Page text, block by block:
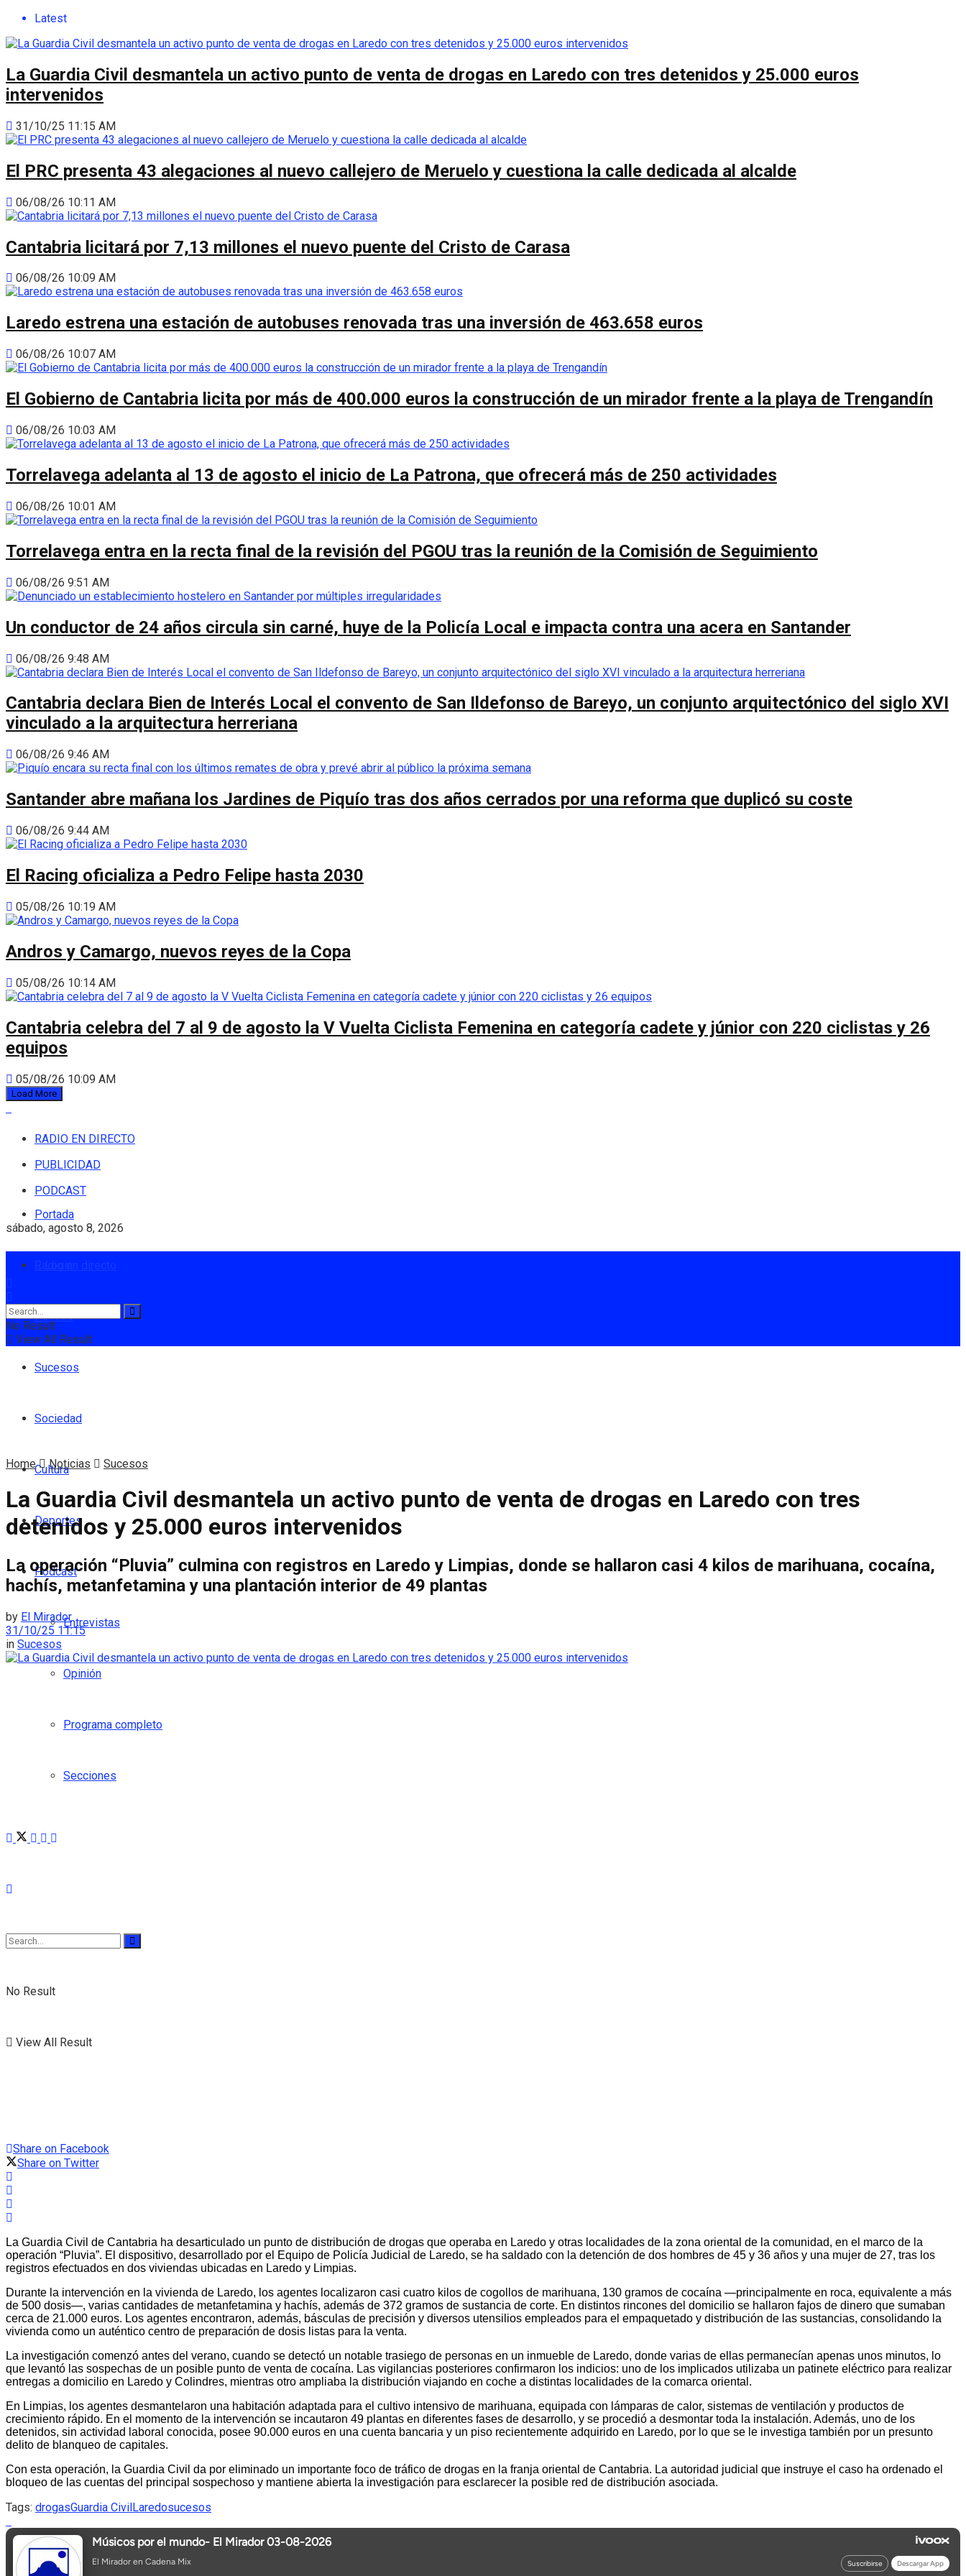
Latest
La Guardia Civil desmantela un activo punto de venta de drogas en Laredo con tres detenidos y 25.000 euros
intervenidos
31/10/25 11:15 AM
El PRC presenta 43 alegaciones al nuevo callejero de Meruelo y cuestiona la calle dedicada al alcalde
06/08/26 10:11 AM
Cantabria licitará por 7,13 millones el nuevo puente del Cristo de Carasa
06/08/26 10:09 AM
Laredo estrena una estación de autobuses renovada tras una inversión de 463.658 euros
06/08/26 10:07 AM
El Gobierno de Cantabria licita por más de 400.000 euros la construcción de un mirador frente a la playa de Trengandín
06/08/26 10:03 AM
Torrelavega adelanta al 13 de agosto el inicio de La Patrona, que ofrecerá más de 250 actividades
06/08/26 10:01 AM
Torrelavega entra en la recta final de la revisión del PGOU tras la reunión de la Comisión de Seguimiento
06/08/26 9:51 AM
Un conductor de 24 años circula sin carné, huye de la Policía Local e impacta contra una acera en Santander
06/08/26 9:48 AM
Cantabria declara Bien de Interés Local el convento de San Ildefonso de Bareyo, un conjunto arquitectónico del siglo XVI
vinculado a la arquitectura herreriana
06/08/26 9:46 AM
Santander abre mañana los Jardines de Piquío tras dos años cerrados por una reforma que duplicó su coste
06/08/26 9:44 AM
El Racing oficializa a Pedro Felipe hasta 2030
05/08/26 10:19 AM
Andros y Camargo, nuevos reyes de la Copa
05/08/26 10:14 AM
Cantabria celebra del 7 al 9 de agosto la V Vuelta Ciclista Femenina en categoría cadete y júnior con 220 ciclistas y 26
equipos
05/08/26 10:09 AM
Load More
RADIO EN DIRECTO
PUBLICIDAD
PODCAST
sábado, agosto 8, 2026
Portada
Política
Sucesos
Sociedad
Cultura
Deportes
Podcast
Entrevistas
Opinión
Programa completo
Secciones
No Result
View All Result
No Result
View All Result
Home Noticias Sucesos
La Guardia Civil desmantela un activo punto de venta de drogas en Laredo con tres
detenidos y 25.000 euros intervenidos
La operación “Pluvia” culmina con registros en Laredo y Limpias, donde se hallaron casi 4 kilos de marihuana, cocaína,
hachís, metanfetamina y una plantación interior de 49 plantas
by El Mirador
31/10/25 11:15
in Sucesos
Share on Facebook
Share on Twitter
La Guardia Civil de Cantabria ha desarticulado un punto de distribución de drogas que operaba en Laredo y otras localidades de la zona oriental de la comunidad, en el marco de la
operación “Pluvia”. El dispositivo, desarrollado por el Equipo de Policía Judicial de Laredo, se ha saldado con la detención de dos hombres de 45 y 36 años y una mujer de 27, tras los
registros efectuados en dos viviendas ubicadas en Laredo y Limpias.
Durante la intervención en la vivienda de Laredo, los agentes localizaron casi cuatro kilos de cogollos de marihuana, 130 gramos de cocaína —principalmente en roca, equivalente a más
de 500 dosis—, varias cantidades de metanfetamina y hachís, además de 372 gramos de sustancia de corte. En distintos rincones del domicilio se hallaron fajos de dinero que sumaban
cerca de 21.000 euros. Los agentes encontraron, además, básculas de precisión y diversos utensilios empleados para el empaquetado y distribución de las sustancias, consolidando la
vivienda como un auténtico centro de preparación de dosis listas para la venta.
La investigación comenzó antes del verano, cuando se detectó un notable trasiego de personas en un inmueble de Laredo, donde varias de ellas permanecían apenas unos minutos, lo
que levantó las sospechas de un posible punto de venta de cocaína. Las vigilancias posteriores confirmaron los indicios: uno de los implicados utilizaba un patinete eléctrico para realizar
entregas a domicilio en Laredo y Colindres, mientras otro ampliaba la distribución viajando en coche a distintas localidades de la comarca oriental.
En Limpias, los agentes desmantelaron una habitación adaptada para el cultivo intensivo de marihuana, equipada con lámparas de calor, sistemas de ventilación y productos de
crecimiento rápido. En el momento de la intervención se incautaron 49 plantas en diferentes fases de desarrollo, y se procedió a desmontar toda la instalación. Además, uno de los
detenidos, sin actividad laboral conocida, posee 90.000 euros en una cuenta bancaria y un piso recientemente adquirido en Laredo, por lo que se le investiga también por un presunto
delito de blanqueo de capitales.
Con esta operación, la Guardia Civil da por eliminado un importante foco de tráfico de drogas en la franja oriental de Cantabria. La autoridad judicial que instruye el caso ha ordenado el
bloqueo de las cuentas del principal sospechoso y mantiene abierta la investigación para esclarecer la posible red de distribución asociada.
Tags: drogasGuardia Civil Laredosucesos